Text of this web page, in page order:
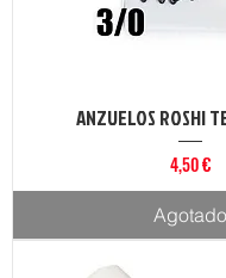
ANZUELOS ROSHI
Precio
4,50 €
Agotado